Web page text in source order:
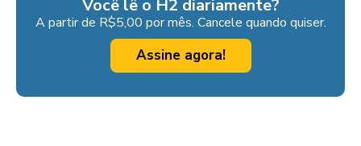
Você lê o H2 diariamente?
A partir de R$5,00 por mês. Cancele quando quiser.
Assine agora!